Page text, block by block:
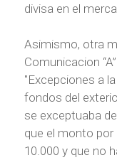
divisa en el
Asimismo, otra
Comunicacion
"Excepciones a
fondos del
se exceptuaba
que el monto por
10.000 y que no